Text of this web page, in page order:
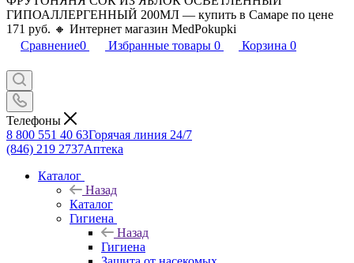
ГИПОАЛЛЕРГЕННЫЙ 200МЛ — купить в Самаре по цене
171 руб. 🔸 Интернет магазин MedPokupki
Сравнение0 Избранные товары 0 Корзина 0
Телефоны
8 800 551 40 63Горячая линия 24/7
(846) 219 2737Аптека
Каталог
Назад
Каталог
Гигиена
Назад
Гигиена